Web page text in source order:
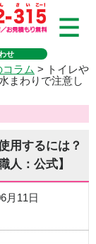
せ
コラム > トイレや
まわりで注意し
用するには？
人：公式】
月11日